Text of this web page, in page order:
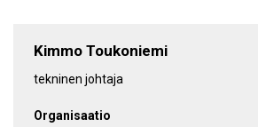
Kimmo Toukoniemi
tekninen johtaja
Organisaatio